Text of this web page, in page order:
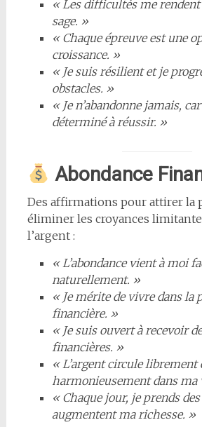
« Les difficultés me
sage. »
« Chaque épreuve est une
croissance. »
« Je suis résilient et je
obstacles. »
« Je n’abandonne jamais,
déterminé à réussir. »
Abondance
Des affirmations pour attirer la
éliminer les croyances
l’argent :
« L’abondance vient à moi
naturellement. »
« Je mérite de vivre dans la
financière. »
« Je suis ouvert à recevoir
financières. »
« L’argent circule librement
harmonieusement dans ma
« Chaque jour, je prends
augmentent ma richesse. »